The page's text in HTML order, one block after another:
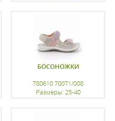
БОСОНОЖКИ
780610 70071/008
Размеры: 25-40